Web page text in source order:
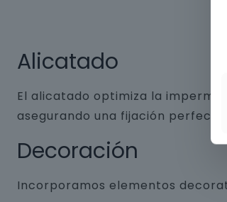
Alicatado
El alicatado optimiza la
asegurando una fijación
Decoración
Incorporamos elementos